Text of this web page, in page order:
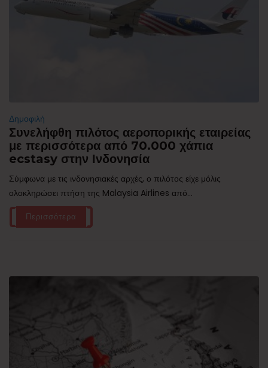
Δημοφιλή
Συνελήφθη πιλότος αεροπορικής εταιρείας
με περισσότερα από 70.000 χάπια
ecstasy στην Ινδονησία
Σύμφωνα με τις ινδονησιακές αρχές, ο πιλότος είχε μόλις
ολοκληρώσει πτήση της Malaysia Airlines από...
Περισσότερα